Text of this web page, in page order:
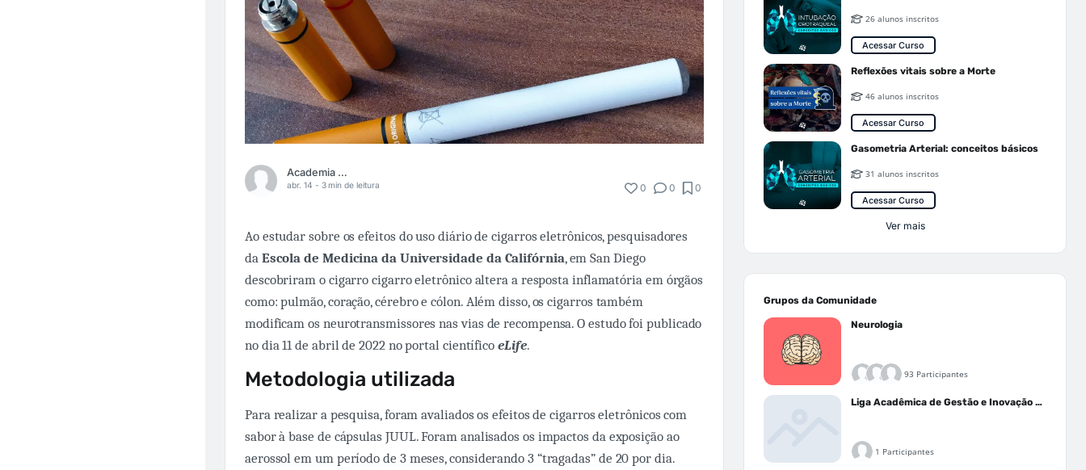
Academia Médica
abr. 14 - 3 min de leitura 0 0 0
Ao estudar sobre os efeitos do uso diário de cigarros eletrônicos, pesquisadores
da Escola de Medicina da Universidade da Califórnia, em San Diego
descobriram o cigarro cigarro eletrônico altera a resposta inflamatória em órgãos
como: pulmão, coração, cérebro e cólon. Além disso, os cigarros também
modificam os neurotransmissores nas vias de recompensa. O estudo foi publicado
no dia 11 de abril de 2022 no portal científico eLife.
Metodologia utilizada
Para realizar a pesquisa, foram avaliados os efeitos de cigarros eletrônicos com
sabor à base de cápsulas JUUL. Foram analisados os impactos da exposição ao
aerossol em um período de 3 meses, considerando 3 “tragadas” de 20 por dia.
26 alunos inscritos
Acessar Curso
Reflexões vitais sobre a Morte
46 alunos inscritos
Acessar Curso
Gasometria Arterial: conceitos básicos
31 alunos inscritos
Acessar Curso
Ver mais
Grupos da Comunidade
Neurologia
93 Participantes
Liga Acadêmica de Gestão e Inovação Médica - LAGIM
1 Participantes